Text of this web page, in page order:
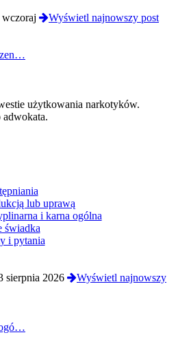
wczoraj
Wyświetl najnowszy post
użytkowania narkotyków.
lub uprawą
i karna ogólna
świadka
i pytania
sierpnia 2026
Wyświetl najnowszy